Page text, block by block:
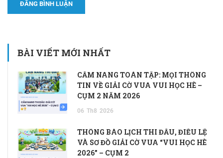
BÀI VIẾT MỚI NHẤT
CẨM NANG TOÀN TẬP: MỌI THÔNG
TIN VỀ GIẢI CỜ VUA VUI HỌC HÈ –
CỤM 2 NĂM 2026
06 Th8 2026
THÔNG BÁO LỊCH THI ĐẤU, ĐIỀU LỆ
VÀ SƠ ĐỒ GIẢI CỜ VUA “VUI HỌC HÈ
2026” – CỤM 2